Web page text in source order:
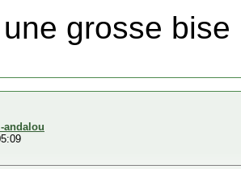
grosse bise
andalou